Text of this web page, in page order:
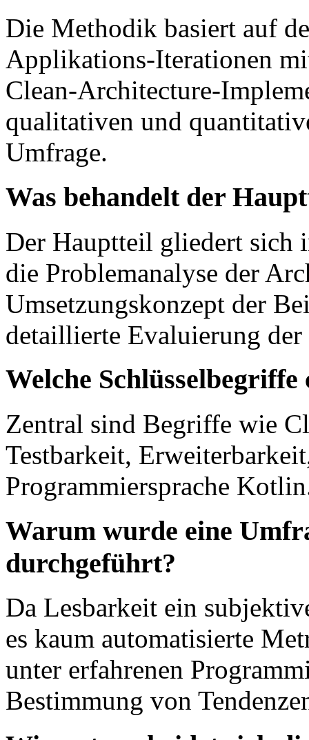
Die Methodik basiert auf
Applikations-Iterationen
Clean-Architecture-
qualitativen und
Umfrage.
Was behandelt der
Der Hauptteil gliedert sich
die Problemanalyse der
Umsetzungskonzept der
detaillierte Evaluierung der
Welche
Zentral sind Begriffe wie
Testbarkeit,
Programmiersprache
Warum wurde eine
durchgeführt?
Da Lesbarkeit ein
es kaum automatisierte
unter erfahrenen
Bestimmung von